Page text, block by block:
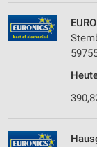
personalisierter
Erstellung von
Verwendung
personalisierter
Messung der